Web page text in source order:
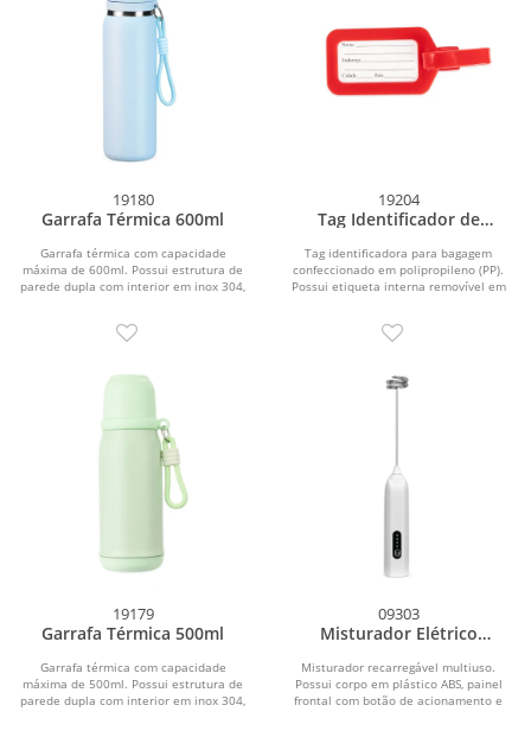
19180
Garrafa Térmica 600ml
Garrafa térmica com capacidade
máxima de 600ml. Possui estrutura de
parede dupla com interior em inox 304,
19204
Tag Identificador de
Tag identificadora para bagagem
confeccionado em polipropileno (PP).
Possui etiqueta interna removível em
19179
Garrafa Térmica 500ml
Garrafa térmica com capacidade
máxima de 500ml. Possui estrutura de
parede dupla com interior em inox 304,
09303
Misturador Elétrico
Misturador recarregável multiuso.
Possui corpo em plástico ABS, painel
frontal com botão de acionamento e